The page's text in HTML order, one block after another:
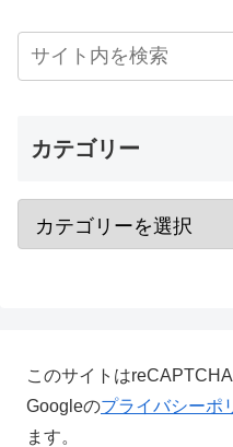
カテゴリー
このサイトは
Googleのプライバシーポ
ます。